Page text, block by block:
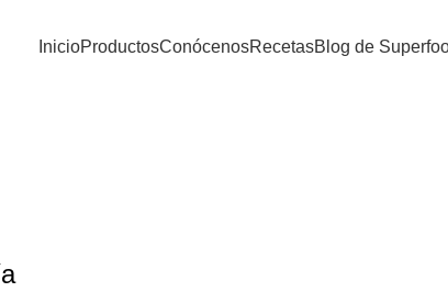
InicioProductosConócenosRecetasBlog de